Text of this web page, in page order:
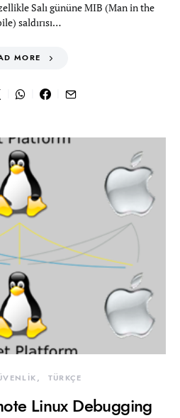
Salı gününe MIB (Man in the
saldırısı…
MORE
TÜRKÇE
Linux Debugging